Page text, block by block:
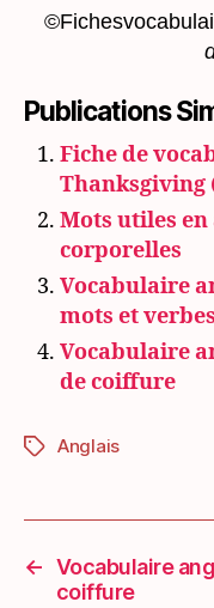
Publications
Fiche de
Thanksgiving
Mots utiles en
corporelles
Vocabulaire
mots et
Vocabulaire
de coiffure
Étiquettes
Anglais
← Vocabulaire
coiffure